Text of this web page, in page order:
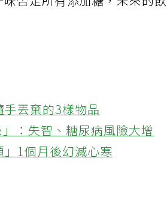
否定所有添加糖，未來的飲
丟棄的3樣物品
：失智、糖尿病風險大增
1個月後幻滅心寒